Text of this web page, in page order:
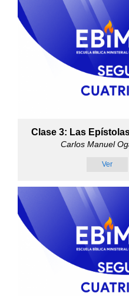
Clase 3: Las
Carlos Manuel
Ver